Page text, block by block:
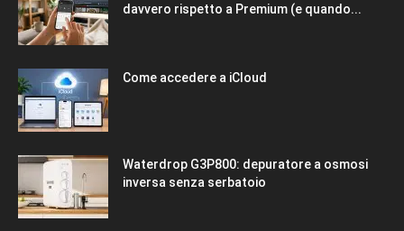
davvero rispetto a Premium (e quando...
Come accedere a iCloud
Waterdrop G3P800: depuratore a osmosi
inversa senza serbatoio